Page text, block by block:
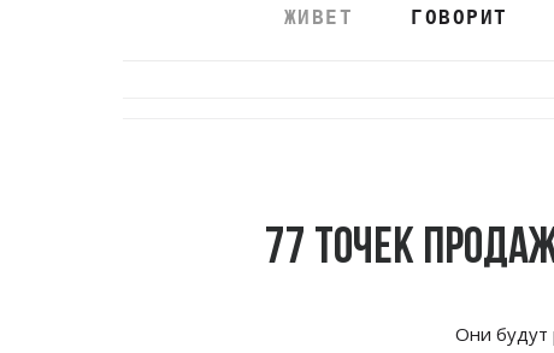
ЖИВЕТ ГОВОРИТ
77 точек
Они будут